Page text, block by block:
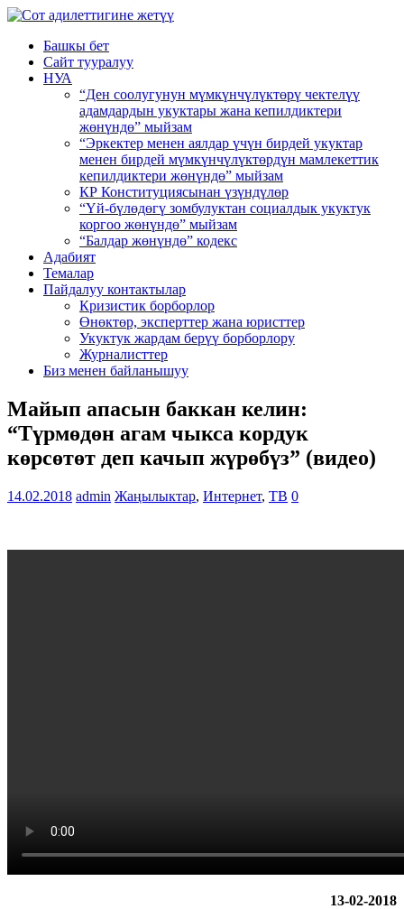
Башкы бет
Сайт тууралуу
НУА
“Ден соолугунун мүмкүнчүлүктөрү чектелүү
адамдардын укуктары жана кепилдиктери
жөнүндө” мыйзам
“Эркектер менен аялдар үчүн бирдей укуктар
менен бирдей мүмкүнчүлүктөрдүн мамлекеттик
кепилдиктери жөнүндө” мыйзам
КР Конституциясынан үзүндүлөр
“Үй-бүлөдөгү зомбулуктан социалдык укуктук
коргоо жөнүндө” мыйзам
“Балдар жөнүндө” кодекс
Адабият
Темалар
Пайдалуу контактылар
Кризистик борборлор
Өнөктөр, эксперттер жана юристтер
Укуктук жардам берүү борборлору
Журналисттер
Биз менен байланышуу
Майып апасын баккан келин:
“Түрмөдөн агам чыкса кордук
көрсөтөт деп качып жүрөбүз” (видео)
14.02.2018 admin Жаңылыктар, Интернет, ТВ 0
13-02-2018